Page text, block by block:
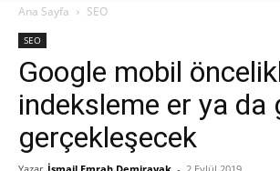
Ana Sayfa SEO
SEO
Google mobil
indeksleme er ya da
gerçekleşecek